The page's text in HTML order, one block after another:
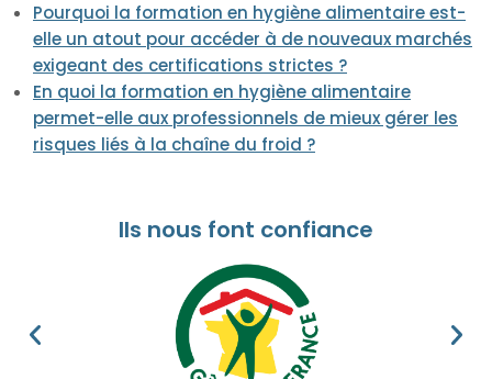
Pourquoi la formation en hygiène alimentaire est-
elle un atout pour accéder à de nouveaux marchés
exigeant des certifications strictes ?
En quoi la formation en hygiène alimentaire
permet-elle aux professionnels de mieux gérer les
risques liés à la chaîne du froid ?
Ils nous font confiance